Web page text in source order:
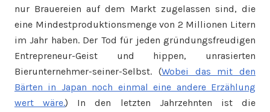
nur Brauereien auf dem Markt zugelassen sind, die
eine Mindestproduktionsmenge von 2 Millionen Litern
im Jahr haben. Der Tod für jeden gründungsfreudigen
Entrepreneur-Geist und hippen, unrasierten
Bierunternehmer-seiner-Selbst. (Wobei das mit den
Bärten in Japan noch einmal eine andere Erzählung
wert wäre.) In den letzten Jahrzehnten ist die